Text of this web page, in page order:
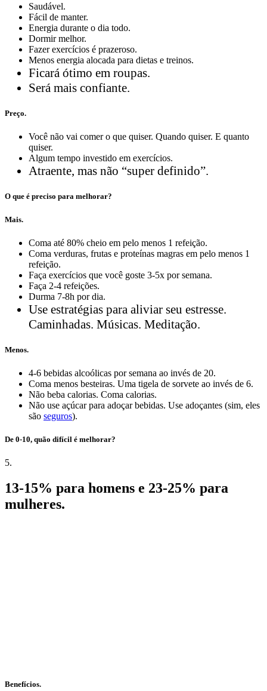
Saudável.
Fácil de manter.
Energia durante o dia todo.
Dormir melhor.
Fazer exercícios é prazeroso.
Menos energia alocada para dietas e treinos.
Ficará ótimo em roupas.
Será mais confiante.
Preço.
Você não vai comer o que quiser. Quando quiser. E quanto
quiser.
Algum tempo investido em exercícios.
Atraente, mas não “super definido”.
O que é preciso para melhorar?
Mais.
Coma até 80% cheio em pelo menos 1 refeição.
Coma verduras, frutas e proteínas magras em pelo menos 1
refeição.
Faça exercícios que você goste 3-5x por semana.
Faça 2-4 refeições.
Durma 7-8h por dia.
Use estratégias para aliviar seu estresse.
Caminhadas. Músicas. Meditação.
Menos.
4-6 bebidas alcoólicas por semana ao invés de 20.
Coma menos besteiras. Uma tigela de sorvete ao invés de 6.
Não beba calorias. Coma calorias.
Não use açúcar para adoçar bebidas. Use adoçantes (sim, eles
são seguros).
De 0-10, quão difícil é melhorar?
5.
13-15% para homens e 23-25% para
mulheres.
Benefícios.